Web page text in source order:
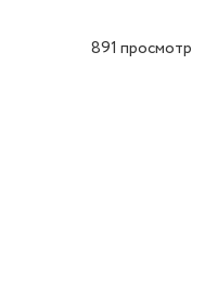
891 просмотр